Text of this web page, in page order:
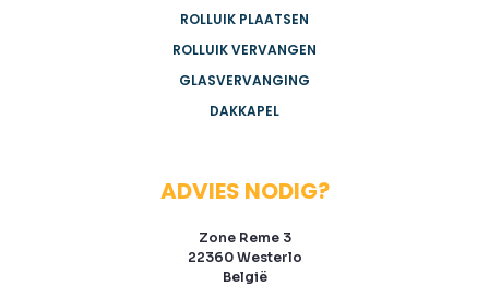
ROLLUIK PLAATSEN
ROLLUIK VERVANGEN
GLASVERVANGING
DAKKAPEL
ADVIES NODIG?
Zone Reme 3
22360 Westerlo
België